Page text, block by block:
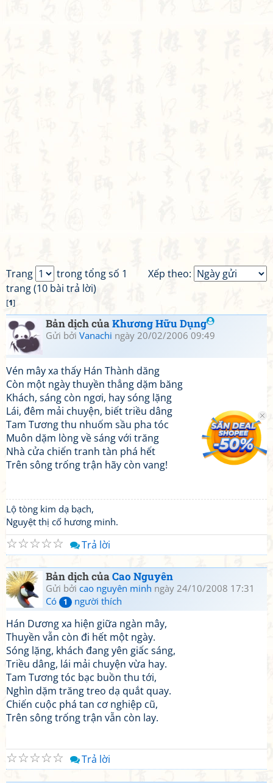
Xếp theo:
Trang
trong tổng số 1
trang (10 bài trả lời)
[1]
Bản dịch củaKhương Hữu Dụng
Gửi bởi Vanachi ngày 20/02/2006 09:49
Vén mây xa thấy Hán Thành dăng
Còn một ngày thuyền thẳng dặm băng
Khách, sáng còn ngơi, hay sóng lặng
Lái, đêm mải chuyện, biết triều dâng
Tam Tương thu nhuốm sầu pha tóc
Muôn dặm lòng về sáng với trăng
Nhà cửa chiến tranh tàn phá hết
Trên sông trống trận hãy còn vang!
Lộ tòng kim dạ bạch,
Nguyệt thị cố hương minh.
☆
☆
☆
☆
☆ Trả lời
Bản dịch củaCao Nguyên
Gửi bởi cao nguyên minh ngày 24/10/2008 17:31
Có
1 người thích
Hán Dương xa hiện giữa ngàn mây,
Thuyền vẫn còn đi hết một ngày.
Sóng lặng, khách đang yên giấc sáng,
Triều dâng, lái mải chuyện vừa hay.
Tam Tương tóc bạc buồn thu tới,
Nghìn dặm trăng treo dạ quắt quay.
Chiến cuộc phá tan cơ nghiệp cũ,
Trên sông trống trận vẫn còn lay.
☆
☆
☆
☆
☆ Trả lời